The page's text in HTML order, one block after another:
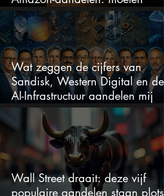
beleggers zich zorgen maken?
Wat zeggen de cijfers van
Sandisk, Western Digital en de
AI-Infrastructuur aandelen mij
werkelijk
Wall Street draait: deze vijf
populaire aandelen staan plots